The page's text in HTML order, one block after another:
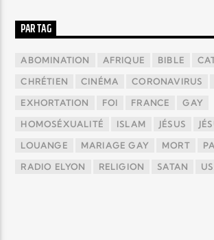
PAR TAG
ABOMINATION AFRIQUE BIBLE
CHRÉTIEN CINÉMA CORONAVIRUS
EXHORTATION FOI FRANCE GAY
HOMOSÉXUALITÉ ISLAM JÉSUS
LOUANGE MARIAGE GAY MORT
RADIO ELYON RELIGION SATAN